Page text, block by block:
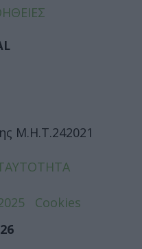
Μ.Η.Τ.242021
Cookies